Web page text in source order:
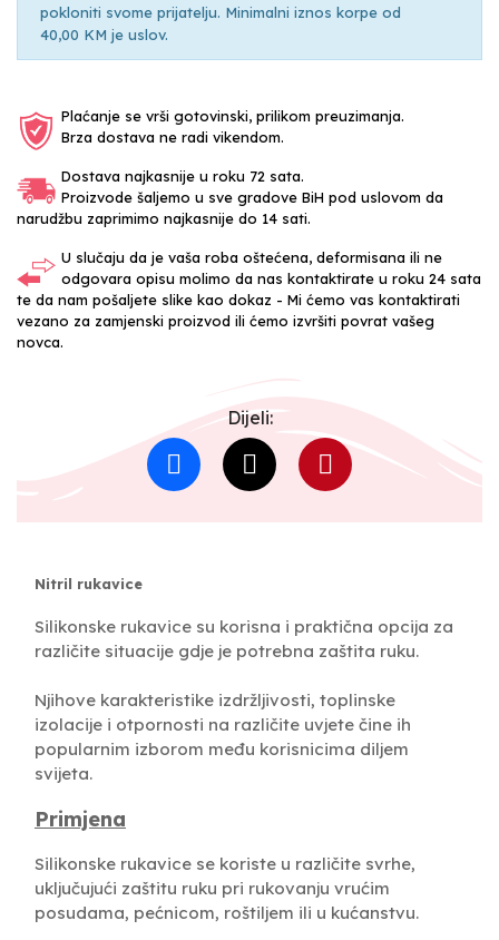
pokloniti svome prijatelju. Minimalni iznos korpe od
40,00 KM je uslov.
Plaćanje se vrši gotovinski, prilikom preuzimanja.
Brza dostava ne radi vikendom.
Dostava najkasnije u roku 72 sata.
Proizvode šaljemo u sve gradove BiH pod uslovom da
narudžbu zaprimimo najkasnije do 14 sati.
U slučaju da je vaša roba oštećena, deformisana ili ne
odgovara opisu molimo da nas kontaktirate u roku 24 sata
te da nam pošaljete slike kao dokaz - Mi ćemo vas kontaktirati
vezano za zamjenski proizvod ili ćemo izvršiti povrat vašeg
novca.
Dijeli:
Nitril rukavice
Silikonske rukavice su korisna i praktična opcija za
različite situacije gdje je potrebna zaštita ruku.
Njihove karakteristike izdržljivosti, toplinske
izolacije i otpornosti na različite uvjete čine ih
popularnim izborom među korisnicima diljem
svijeta.
Primjena
Silikonske rukavice se koriste u različite svrhe,
uključujući zaštitu ruku pri rukovanju vrućim
posudama, pećnicom, roštiljem ili u kućanstvu.